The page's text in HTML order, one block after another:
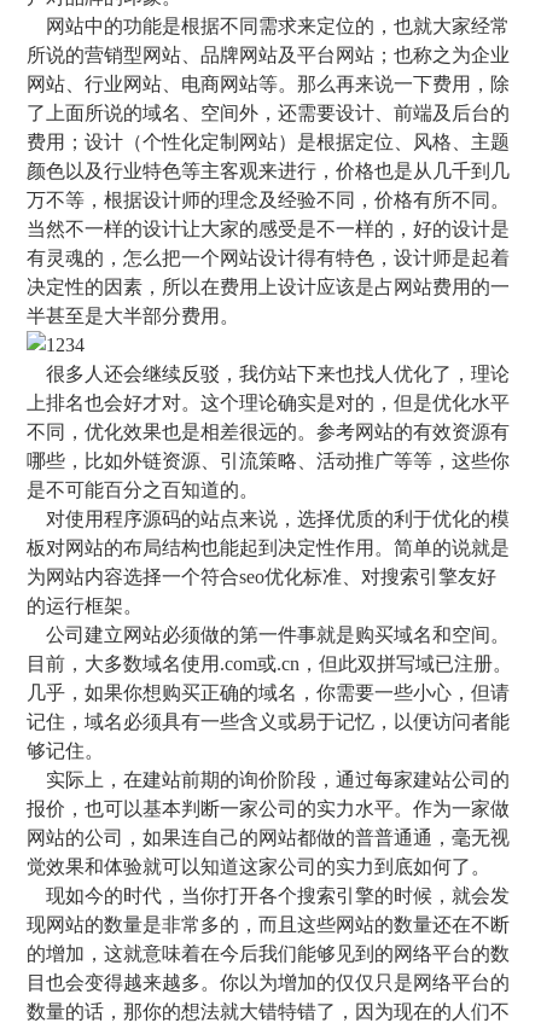
网站中的功能是根据不同需求来定位的，也就大家经常
所说的营销型网站、品牌网站及平台网站；也称之为企业
网站、行业网站、电商网站等。那么再来说一下费用，除
了上面所说的域名、空间外，还需要设计、前端及后台的
费用；设计（个性化定制网站）是根据定位、风格、主题
颜色以及行业特色等主客观来进行，价格也是从几千到几
万不等，根据设计师的理念及经验不同，价格有所不同。
当然不一样的设计让大家的感受是不一样的，好的设计是
有灵魂的，怎么把一个网站设计得有特色，设计师是起着
决定性的因素，所以在费用上设计应该是占网站费用的一
半甚至是大半部分费用。
很多人还会继续反驳，我仿站下来也找人优化了，理论
上排名也会好才对。这个理论确实是对的，但是优化水平
不同，优化效果也是相差很远的。参考网站的有效资源有
哪些，比如外链资源、引流策略、活动推广等等，这些你
是不可能百分之百知道的。
对使用程序源码的站点来说，选择优质的利于优化的模
板对网站的布局结构也能起到决定性作用。简单的说就是
为网站内容选择一个符合seo优化标准、对搜索引擎友好
的运行框架。
公司建立网站必须做的第一件事就是购买域名和空间。
目前，大多数域名使用.com或.cn，但此双拼写域已注册。
几乎，如果你想购买正确的域名，你需要一些小心，但请
记住，域名必须具有一些含义或易于记忆，以便访问者能
够记住。
实际上，在建站前期的询价阶段，通过每家建站公司的
报价，也可以基本判断一家公司的实力水平。作为一家做
网站的公司，如果连自己的网站都做的普普通通，毫无视
觉效果和体验就可以知道这家公司的实力到底如何了。
现如今的时代，当你打开各个搜索引擎的时候，就会发
现网站的数量是非常多的，而且这些网站的数量还在不断
的增加，这就意味着在今后我们能够见到的网络平台的数
目也会变得越来越多。你以为增加的仅仅只是网络平台的
数量的话，那你的想法就大错特错了，因为现在的人们不